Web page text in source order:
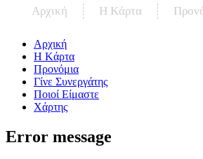
Αρχική Η Kάρτα
Αρχική
Η Kάρτα
Προνόμια
Γίνε Συνεργάτης
Ποιοί Είμαστε
Χάρτης
Error message